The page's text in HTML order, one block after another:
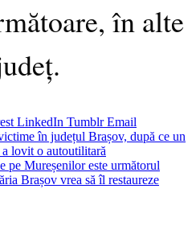
în alte
LinkedIn Tumblr Email
în județul Brașov, după ce un
lovit o autoutilitară
pe Mureșenilor este următorul
Brașov vrea să îl restaureze